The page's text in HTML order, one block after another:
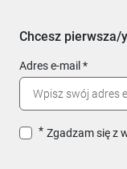
Chcesz pierwsza/
Adres e-mail
Zgadzam się z